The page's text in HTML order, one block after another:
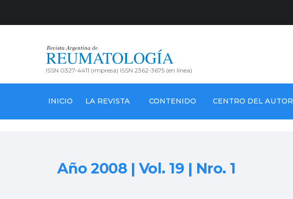
ISSN 0327-4411 (impresa) ISSN 2362-3675 (en línea)
INICIO LA REVISTA CONTENIDO CENTRO DEL AUTOR
Año 2008 | Vol. 19 | Nro. 1